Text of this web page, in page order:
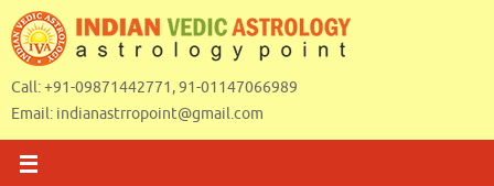
Skip
to
content
Call: +91-09871442771, 91-01147066989
Email: indianastrropoint@gmail.com